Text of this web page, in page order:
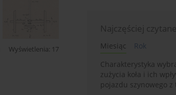
Wyświetlenia: 17
Najczęściej czytane
Miesiąc
Rok
Charakterystyka
zużycia koła i ich
pojazdu szynowego z